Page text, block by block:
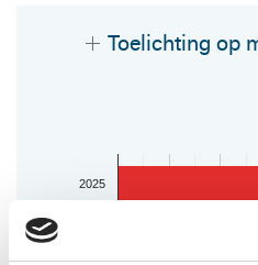
Toelichting op
2025